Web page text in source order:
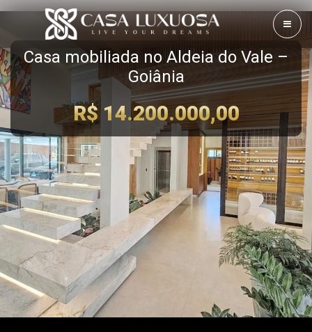
Casa mobiliada no Aldeia do Vale –
Goiânia
R$ 14.200.000,00